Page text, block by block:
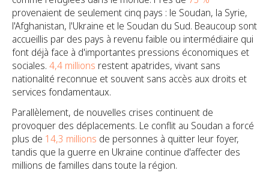
provenaient de seulement cinq pays : le Soudan, la Syrie,
l'Afghanistan, l'Ukraine et le Soudan du Sud. Beaucoup sont
accueillis par des pays à revenu faible ou intermédiaire qui
font déjà face à d'importantes pressions économiques et
sociales. 4,4 millions restent apatrides, vivant sans
nationalité reconnue et souvent sans accès aux droits et
services fondamentaux.
Parallèlement, de nouvelles crises continuent de
provoquer des déplacements. Le conflit au Soudan a forcé
plus de 14,3 millions de personnes à quitter leur foyer,
tandis que la guerre en Ukraine continue d'affecter des
millions de familles dans toute la région.